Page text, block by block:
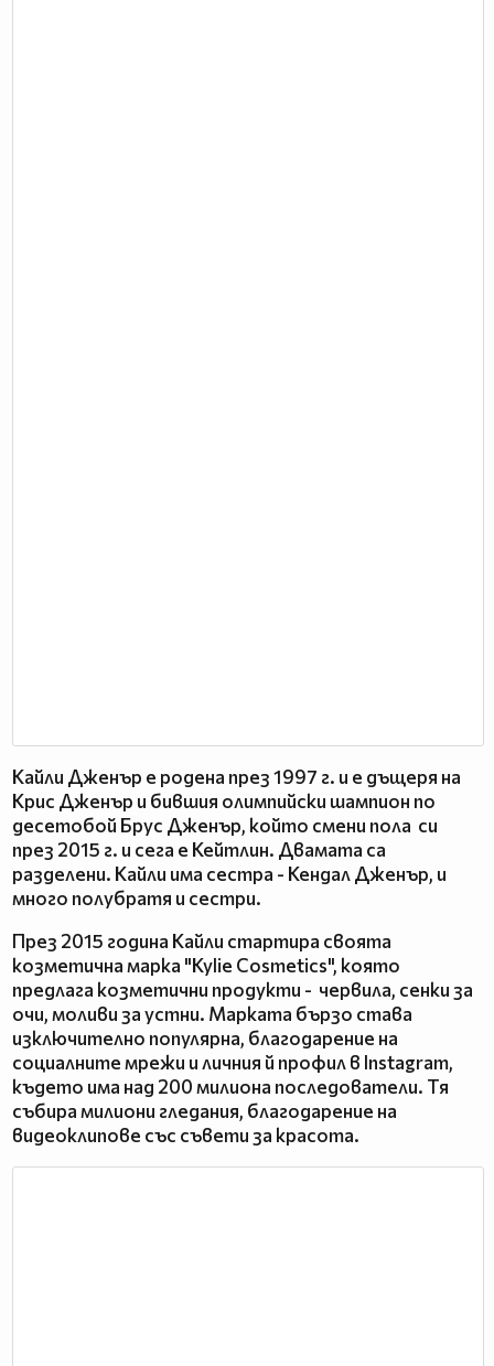
Кайли Дженър е родена през 1997 г. и е дъщеря на
Крис Дженър и бившия олимпийски шампион по
десетобой Брус Дженър, който смени пола си
през 2015 г. и сега е Кейтлин. Двамата са
разделени. Кайли има сестра - Кендал Дженър, и
много полубратя и сестри.
През 2015 година Кайли стартира своята
козметична марка "Kylie Cosmetics", която
предлага козметични продукти - червила, сенки за
очи, моливи за устни. Марката бързо става
изключително популярна, благодарение на
социалните мрежи и личния й профил в Instagram,
където има над 200 милиона последователи. Тя
събира милиони гледания, благодарение на
видеоклипове със съвети за красота.